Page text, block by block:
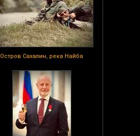
Остров Сахалин, река Найба